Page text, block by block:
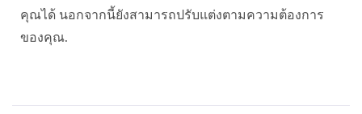
คุณได้ นอกจากนี้ยังสามารถปรับแต่งตามความต้องการ
ของคุณ.